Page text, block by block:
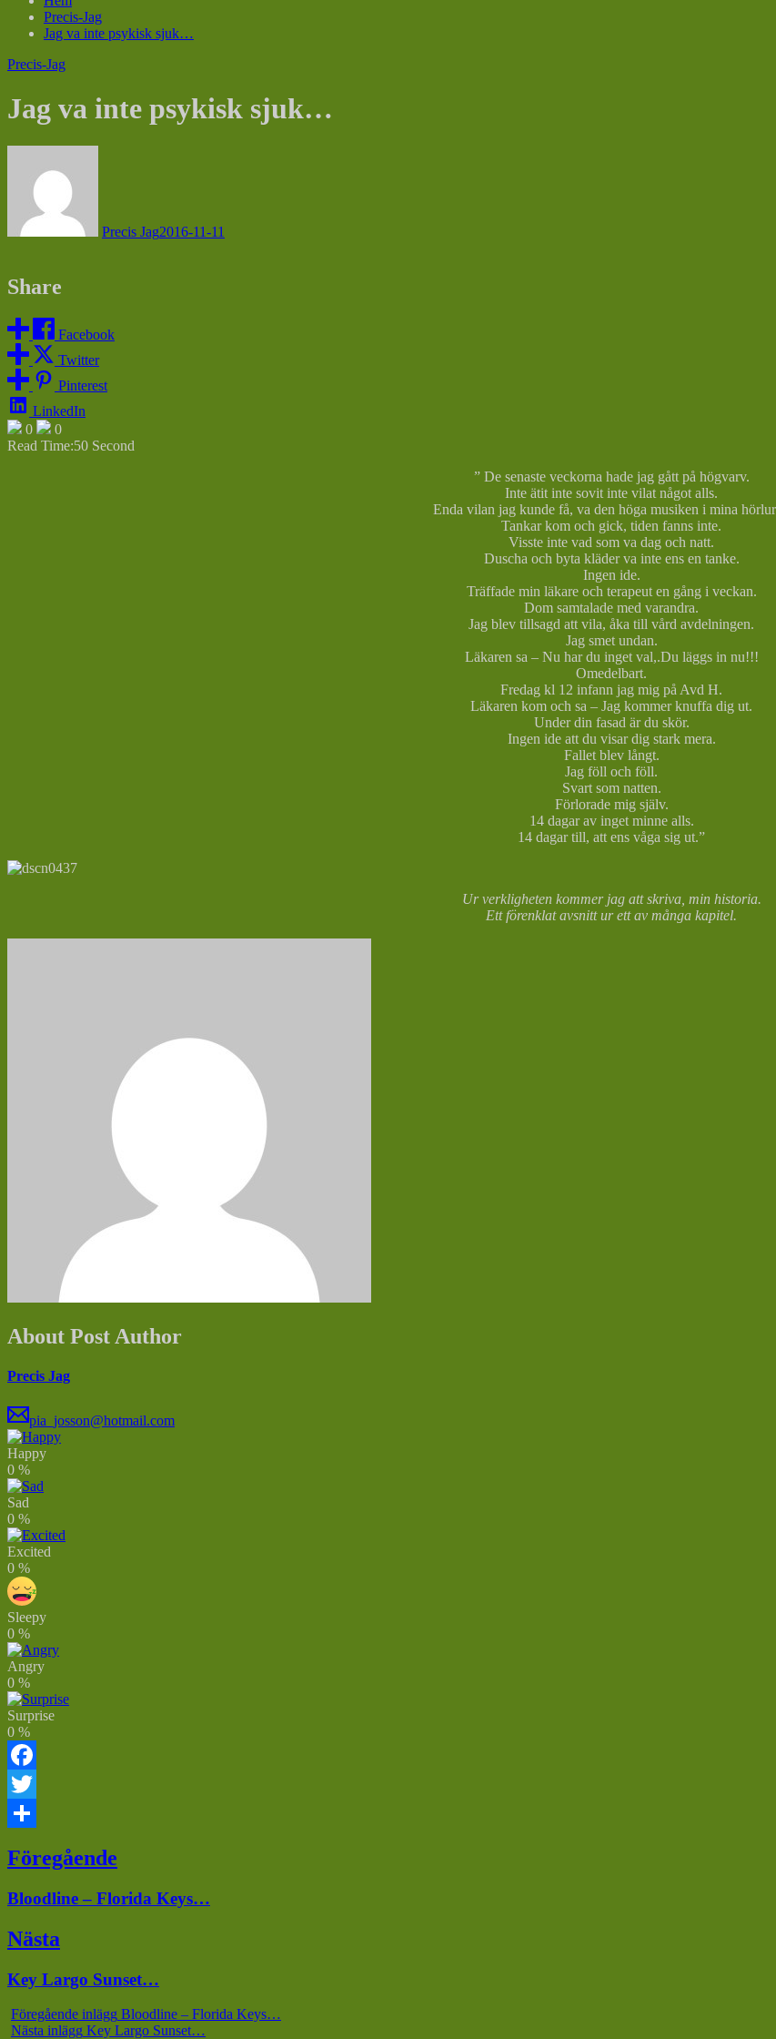
Precis-Jag
Jag va inte psykisk sjuk…
Precis-Jag
Jag va inte psykisk sjuk…
Precis Jag2016-11-11
Share
Facebook
Twitter
Pinterest
LinkedIn
0
0
Read Time:50 Second
” De senaste veckorna hade jag gått på högvarv.
Inte ätit inte sovit inte vilat något alls.
Enda vilan jag kunde få, va den höga musiken i mina
Tankar kom och gick, tiden fanns inte.
Visste inte vad som va dag och natt.
Duscha och byta kläder va inte ens en tanke.
Ingen ide.
Träffade min läkare och terapeut en gång i veckan.
Dom samtalade med varandra.
Jag blev tillsagd att vila, åka till vård avdelningen.
Jag smet undan.
Läkaren sa – Nu har du inget val,.Du läggs in nu!!!
Omedelbart.
Fredag kl 12 infann jag mig på Avd H.
Läkaren kom och sa – Jag kommer knuffa dig ut.
Under din fasad är du skör.
Ingen ide att du visar dig stark mera.
Fallet blev långt.
Jag föll och föll.
Svart som natten.
Förlorade mig själv.
14 dagar av inget minne alls.
14 dagar till, att ens våga sig ut.”
Ur verkligheten kommer jag att skriva, min historia.
Ett förenklat avsnitt ur ett av många kapitel.
About Post Author
Precis Jag
pia_josson@hotmail.com
Happy
0 %
Sad
0 %
Excited
0 %
Sleepy
0 %
Angry
0 %
Surprise
0 %
Facebook
Twitter
Inläggsnavigering
Föregående
Föregående
Bloodline – Florida Keys…
Nästa
Nästa
inlägg:
Key Largo Sunset…
Föregående inlägg Bloodline – Florida Keys…
Nästa inlägg Key Largo Sunset…